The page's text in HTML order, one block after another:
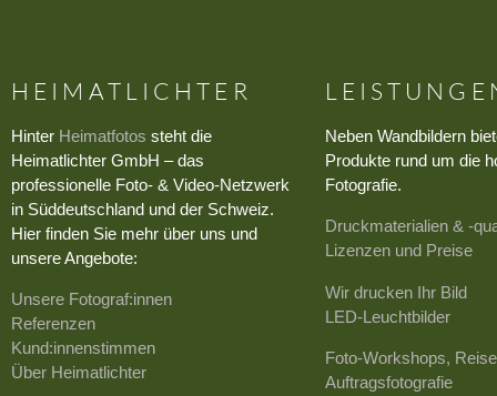
HEIMATLICHTER
Hinter Heimatfotos steht die
Heimatlichter GmbH – das
professionelle Foto- & Video-Netzwerk
in Süddeutschland und der Schweiz.
Hier finden Sie mehr über uns und
unsere Angebote:
Unsere Fotograf:innen
Referenzen
Kund:innenstimmen
Über Heimatlichter
Neben Wandbildern
Produkte rund um die
Fotografie.
Druckmaterialien & -
Lizenzen und Preise
Wir drucken Ihr Bild
LED-Leuchtbilder
Foto-Workshops,
Auftragsfotografie